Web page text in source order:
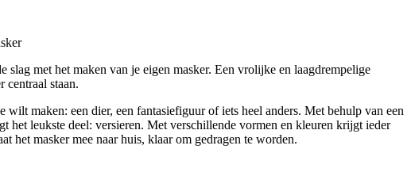
slag met het maken van je eigen masker. Een vrolijke en laagdrempelige
centraal staan.
maken: een dier, een fantasiefiguur of iets heel anders. Met behulp van een
het leukste deel: versieren. Met verschillende vormen en kleuren krijgt ieder
het masker mee naar huis, klaar om gedragen te worden.